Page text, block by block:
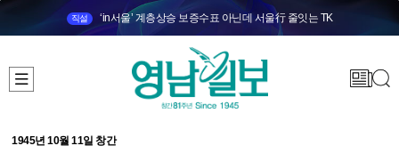
직설 ‘in서울’ 계층상승 보증수표 아닌데 서울行 줄잇는 TK
1945년 10월 11일 창간